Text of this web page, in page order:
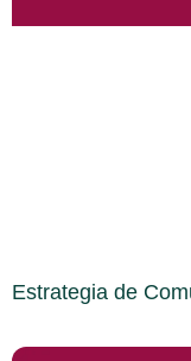
Estrategia de